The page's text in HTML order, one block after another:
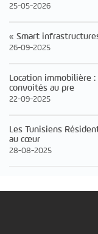
25-05-2026
« Smart
26-09-2025
Location immobilière
convoités au pre
22-09-2025
Les Tunisiens
au cœur
28-08-2025